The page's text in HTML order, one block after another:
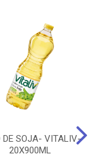
DE SOJA- VITALIV-
20X900ML